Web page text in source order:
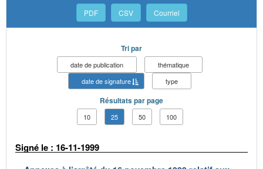
PDF CSV Courriel
Tri par
date de publication
thématique
date de signature
type
Résultats par page
10 25 50 100
Signé le : 16-11-1999